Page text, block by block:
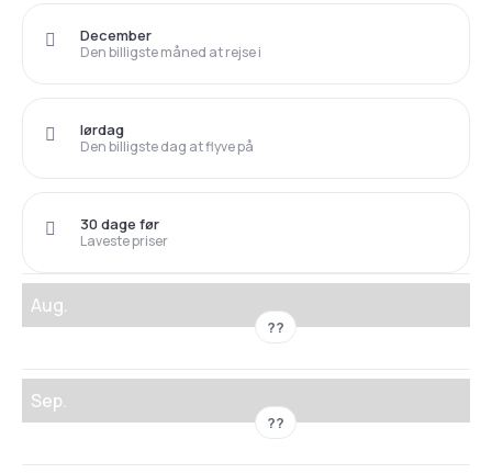
Den billigste måned at rejse i
December
Den billigste dag at flyve på
lørdag
Laveste priser
30 dage før
Aug.
??
Sep.
??